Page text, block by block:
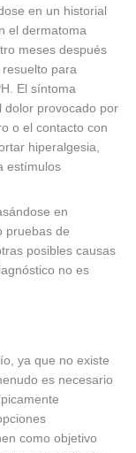
en un historial
el dermatoma
meses después
para
El síntoma
dolor provocado por
o el contacto con
hiperalgesia,
estímulos
en
pruebas de
posibles causas
no es
ya que no existe
es necesario
como objetivo